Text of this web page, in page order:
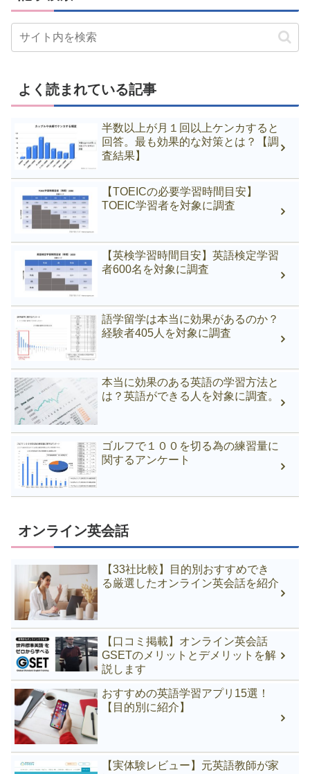
よく読まれている記事
半数以上が月１回以上ケンカすると
回答。最も効果的な対策とは？【調
査結果】
【TOEICの必要学習時間目安】
TOEIC学習者を対象に調査
【英検学習時間目安】英語検定学習
者600名を対象に調査
語学留学は本当に効果があるのか？
経験者405人を対象に調査
本当に効果のある英語の学習方法と
は？英語ができる人を対象に調査。
ゴルフで１００を切る為の練習量に
関するアンケート
オンライン英会話
【33社比較】目的別おすすめでき
る厳選したオンライン英会話を紹介
【口コミ掲載】オンライン英会話
GSETのメリットとデメリットを解
説します
おすすめの英語学習アプリ15選！
【目的別に紹介】
【実体験レビュー】元英語教師が家